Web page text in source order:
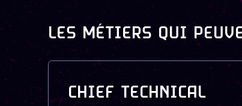
LES MÉTIERS QUI
CHIEF TECHNICAL